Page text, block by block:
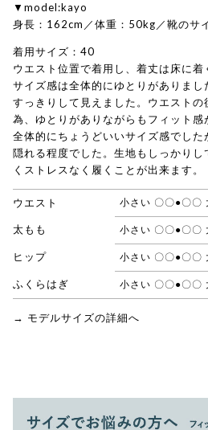
▼model:kayo
身長：162cm／体重：50kg／靴のサ
着用サイズ：40
ウエスト位置で着用し、着丈は床に着
サイズ感は全体的にゆとりがありまし
すっきりして見えました。ウエストの
為、ゆとりがありながらもフィット
全体的にちょうどいいサイズ感でした
隠れる程度でした。生地もしっかり
くストレスなく履くことが出来ます。
ウエスト 小さい 〇〇●〇〇
太もも 小さい 〇〇●〇〇
ヒップ 小さい 〇〇●〇〇
ふくらはぎ 小さい 〇〇●〇〇
→ モデルサイズの詳細へ